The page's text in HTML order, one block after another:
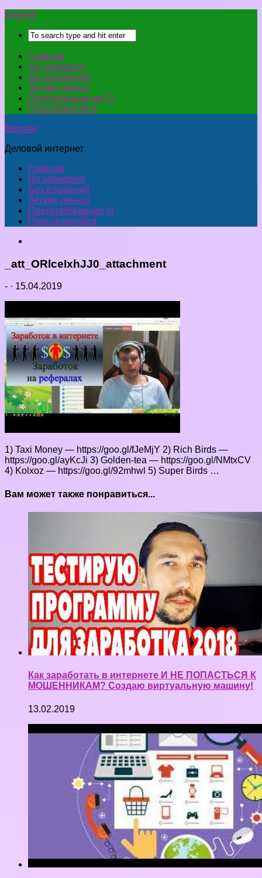
Верняк
Главная
На телефоне
Без вложений
Легкие деньги
Предупреждение !!!
Присоединяйся
Верняк
Деловой интернет
Главная
На телефоне
Без вложений
Легкие деньги
Предупреждение !!!
Присоединяйся
_att_ORlceIxhJJ0_attachment
- · 15.04.2019
1) Taxi Money — https://goo.gl/fJeMjY 2) Rich Birds —
https://goo.gl/ayKcJi 3) Golden-tea — https://goo.gl/NMtxCV
4) Kolxoz — https://goo.gl/92mhwl 5) Super Birds …
Вам может также понравиться...
Как заработать в интернете И НЕ ПОПАСТЬСЯ К
МОШЕННИКАМ? Создаю виртуальную машину!
13.02.2019